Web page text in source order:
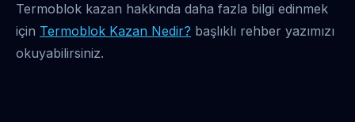
Termoblok kazan hakkında daha fazla bilgi edinmek
için Termoblok Kazan Nedir? başlıklı rehber yazımızı
okuyabilirsiniz.